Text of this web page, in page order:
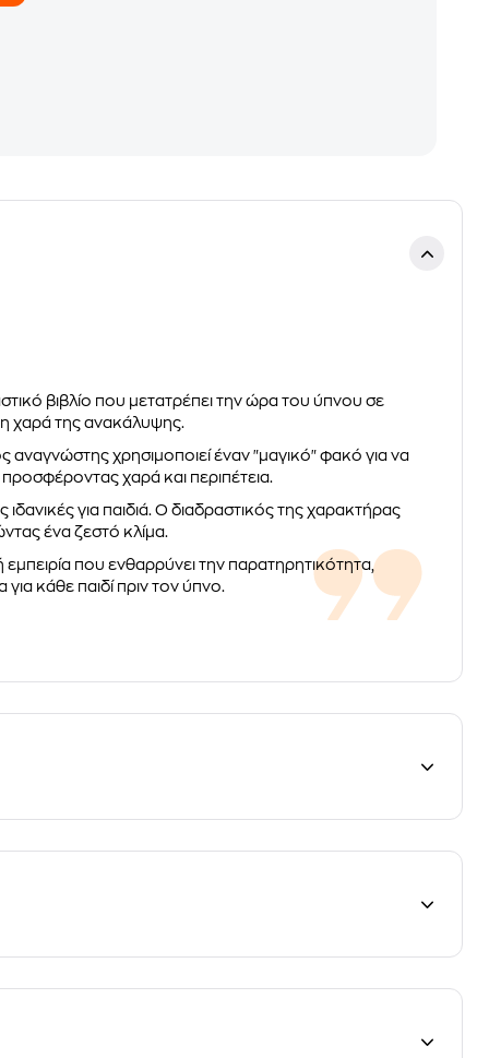
βιβλίο που μετατρέπει την ώρα του ύπνου σε
τη χαρά της ανακάλυψης.
αναγνώστης χρησιμοποιεί έναν "μαγικό" φακό για να
χαρά και περιπέτεια.
για παιδιά. Ο διαδραστικός της χαρακτήρας
ένα ζεστό κλίμα.
εμπειρία που ενθαρρύνει την παρατηρητικότητα,
κάθε παιδί πριν τον ύπνο.